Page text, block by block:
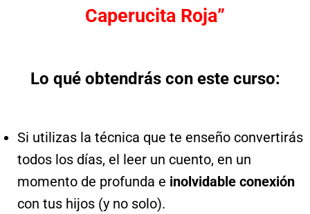
Caperucita Roja”
Lo qué obtendrás con este curso:
Si utilizas la técnica que te enseño convertirás
todos los días, el leer un cuento, en un
momento de profunda e inolvidable conexión
con tus hijos (y no solo).